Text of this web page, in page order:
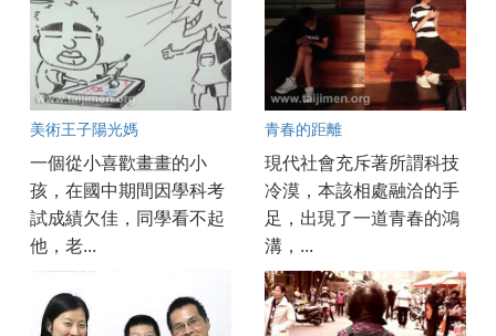
美術王子陽光媽
一個從小喜歡畫畫的小
孩，在國中期間因學科考
試成績欠佳，同學看不起
他，老...
青春的距離
現代社會充斥著所謂科技
冷漠，本該相處融洽的手
足，出現了一道青春的鴻
溝，...